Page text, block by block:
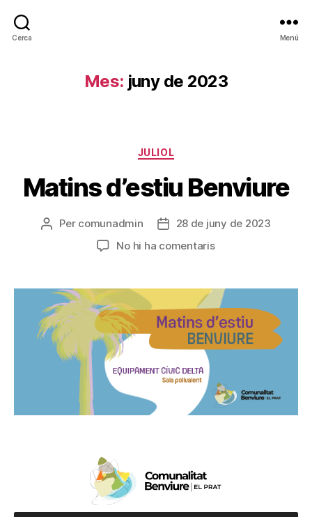
Cerca Menú
Mes: juny de 2023
JULIOL
Matins d’estiu Benviure
Per comunadmin
28 de juny de 2023
No hi ha comentaris